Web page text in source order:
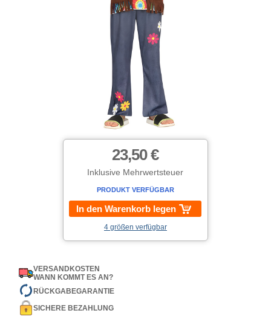
23,50 €
Inklusive Mehrwertsteuer
PRODUKT VERFÜGBAR
In den Warenkorb legen
4 größen verfügbar
VERSANDKOSTEN
WANN KOMMT ES AN?
RÜCKGABEGARANTIE
SICHERE BEZAHLUNG